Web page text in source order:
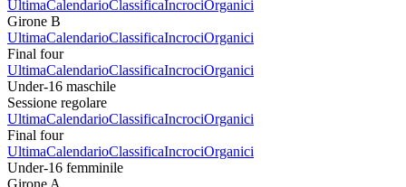
UltimaCalendarioClassificaIncrociOrganici
Girone B
UltimaCalendarioClassificaIncrociOrganici
Final four
UltimaCalendarioClassificaIncrociOrganici
Under-16 maschile
Sessione regolare
UltimaCalendarioClassificaIncrociOrganici
Final four
UltimaCalendarioClassificaIncrociOrganici
Under-16 femminile
Girone A